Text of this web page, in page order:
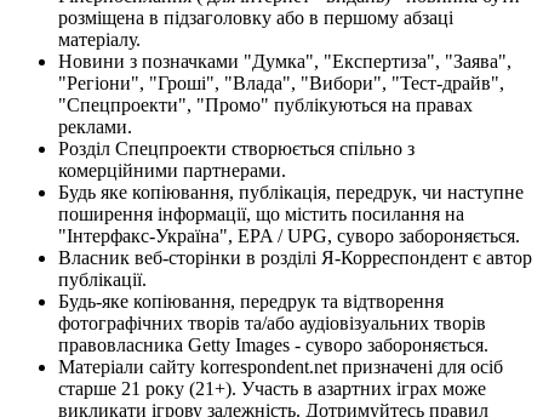
розміщена в підзаголовку або в першому абзаці
матеріалу.
Новини з позначками "Думка", "Експертиза", "Заява",
"Регіони", "Гроші", "Влада", "Вибори", "Тест-драйв",
"Спецпроекти", "Промо" публікуються на правах
реклами.
Розділ Спецпроекти створюється спільно з
комерційними партнерами.
Будь яке копіювання, публікація, передрук, чи наступне
поширення інформації, що містить посилання на
"Інтерфакс-Україна", EPA / UPG, суворо забороняється.
Власник веб-сторінки в розділі Я-Корреспондент є автор
публікації.
Будь-яке копіювання, передрук та відтворення
фотографічних творів та/або аудіовізуальних творів
правовласника Getty Images - суворо забороняється.
Матеріали сайту korrespondent.net призначені для осіб
старше 21 року (21+). Участь в азартних іграх може
викликати ігрову залежність. Дотримуйтесь правил